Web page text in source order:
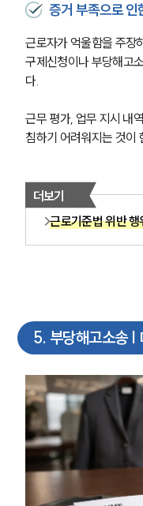
사
증거 부족으로 인
근로자가 억울함을 주장
구제신청이나 부당해고
다.
근무 평가, 업무 지시 내
침하기 어려워지는 것이
더보기
근로기준법 위반
5. 부당해고소송 |